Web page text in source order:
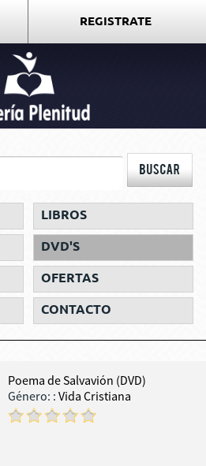
REGISTRATE
LIBROS
DVD'S
OFERTAS
CONTACTO
Poema de Salvavión (DVD)
Género: :Vida Cristiana